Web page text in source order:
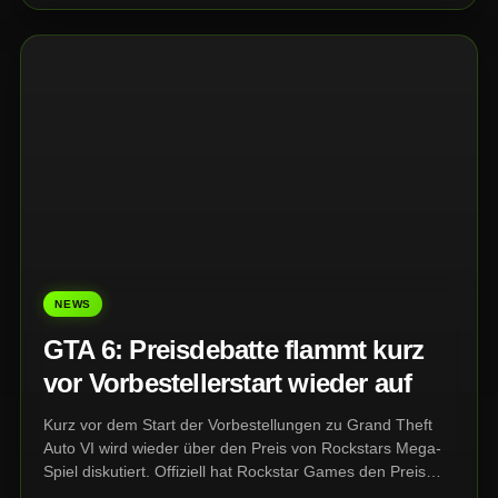
NEWS
GTA 6: Preisdebatte flammt kurz
vor Vorbestellerstart wieder auf
Kurz vor dem Start der Vorbestellungen zu Grand Theft
Auto VI wird wieder über den Preis von Rockstars Mega-
Spiel diskutiert. Offiziell hat Rockstar Games den Preis